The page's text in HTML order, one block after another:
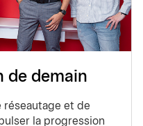
de demain
réseautage et de
la progression